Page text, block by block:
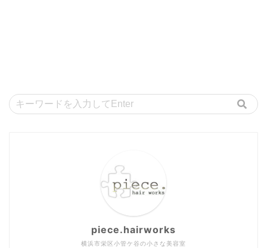
横浜市栄区小管ケ谷の小さな美容室
piece.hairworks